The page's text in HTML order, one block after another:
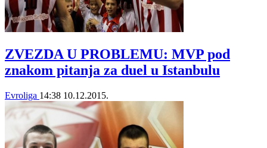
ZVEZDA U PROBLEMU: MVP pod
znakom pitanja za duel u Istanbulu
Evroliga 14:38 10.12.2015.